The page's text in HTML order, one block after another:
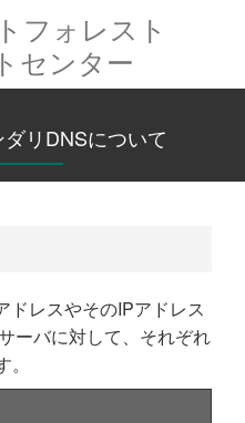
フォレスト
センター
リDNSについて
ドレスやそのIPアドレス
ーバに対して、それぞれ